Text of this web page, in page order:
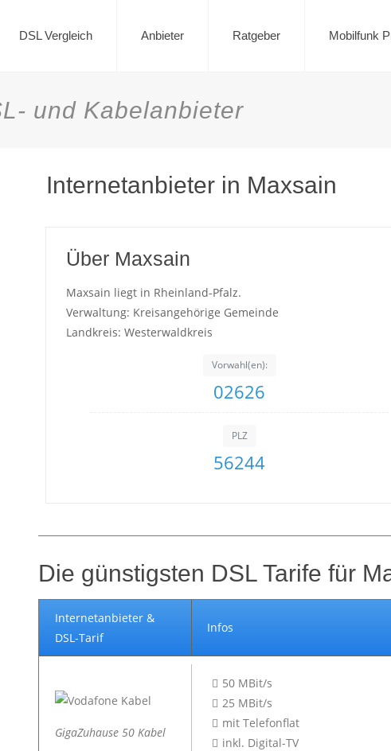
DSL Vergleich Anbieter Ratgeber Mobilfunk
und Kabelanbieter
Internetanbieter in Maxsain
Über Maxsain
Maxsain liegt in Rheinland-Pfalz.
Verwaltung: Kreisangehörige Gemeinde
Landkreis: Westerwaldkreis
Vorwahl(en):
02626
PLZ
56244
Die günstigsten DSL Tarife für
Internetanbieter &
DSL-Tarif
Infos
GigaZuhause 50 Kabel
50 MBit/s
25 MBit/s
mit Telefonflat
inkl. Digital-TV